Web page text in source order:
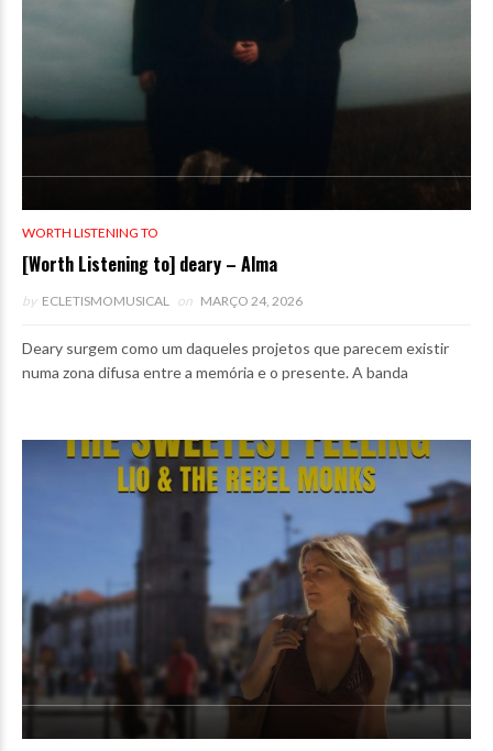
WORTH LISTENING TO
[Worth Listening to] deary – Alma
by ECLETISMOMUSICAL on MARÇO 24, 2026
Deary surgem como um daqueles projetos que parecem existir
numa zona difusa entre a memória e o presente. A banda